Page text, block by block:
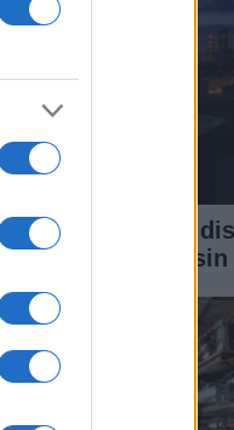
completa para
un eclipse solar